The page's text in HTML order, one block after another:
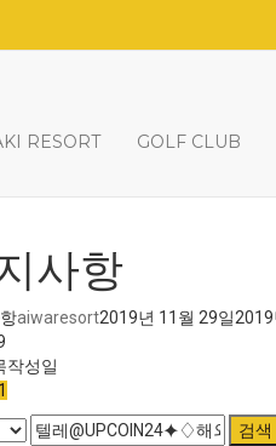
RESORT GOLF CLUB
사항
aiwaresort2019년 11월 29일
작성일
1
검색